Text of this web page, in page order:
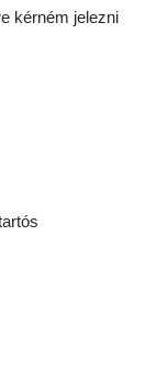
kérném jelezni